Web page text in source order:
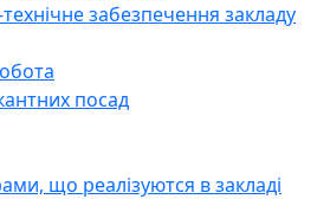
забезпечення закладу
посад
що реалізуются в закладі